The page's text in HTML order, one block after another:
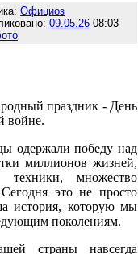
Официоз
09.05.26 08:03
праздник - День
войне.
одержали победу над
миллионов жизней,
множество
это не просто
история, которую мы
поколениям.
страны навсегда